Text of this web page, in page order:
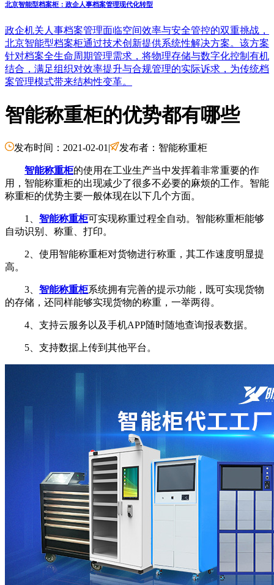
北京智能型档案柜：政企人事档案管理现代化转型
政企机关人事档案管理面临空间效率与安全管控的双重挑战，
北京智能型档案柜通过技术创新提供系统性解决方案。该方案
针对档案全生命周期管理需求，将物理存储与数字化控制有机
结合，满足组织对效率提升与合规管理的实际诉求，为传统档
案管理模式带来结构性变革。
智能称重柜的优势都有哪些
发布时间：2021-02-01 | 发布者：智能称重柜
智能称重柜的使用在工业生产当中发挥着非常重要的作
用，智能称重柜的出现减少了很多不必要的麻烦的工作。智能
称重柜的优势主要一般体现在以下几个方面。
1、 智能称重柜可实现称重过程全自动。智能称重柜能够
自动识别、称重、打印。
2、使用智能称重柜对货物进行称重，其工作速度明显提
高。
3、 智能称重柜系统拥有完善的提示功能，既可实现货物
的存储，还同样能够实现货物的称重，一举两得。
4、支持云服务以及手机APP随时随地查询报表数据。
5、支持数据上传到其他平台。